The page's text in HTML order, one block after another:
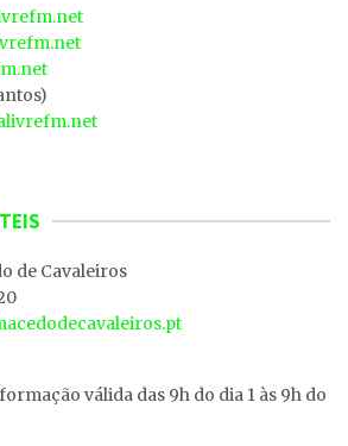
de Cavaleiros
válida das 9h do dia 1 às 9h do